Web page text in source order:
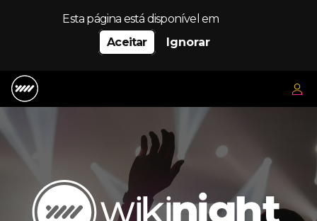
Esta página está disponível em
Aceitar
Ignorar